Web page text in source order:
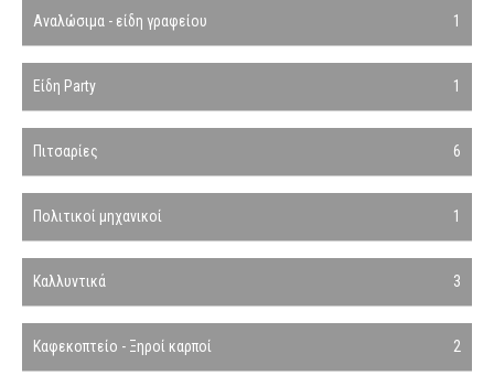
Αναλώσιμα - είδη γραφείου 1
Είδη Party 1
Πιτσαρίες 6
Πολιτικοί μηχανικοί 1
Καλλυντικά 3
Καφεκοπτείο - Ξηροί καρποί 2